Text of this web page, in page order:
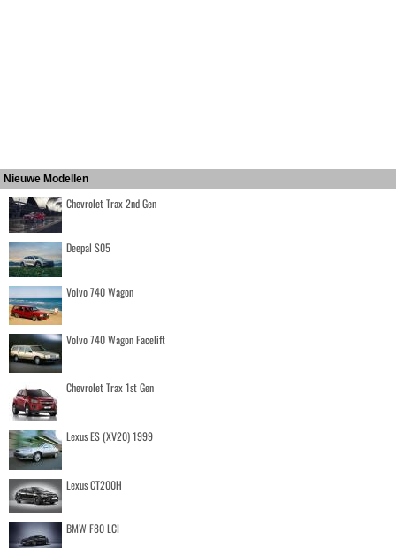
Nieuwe Modellen
Chevrolet Trax 2nd Gen
Deepal S05
Volvo 740 Wagon
Volvo 740 Wagon Facelift
Chevrolet Trax 1st Gen
Lexus ES (XV20) 1999
Lexus CT200H
BMW F80 LCI